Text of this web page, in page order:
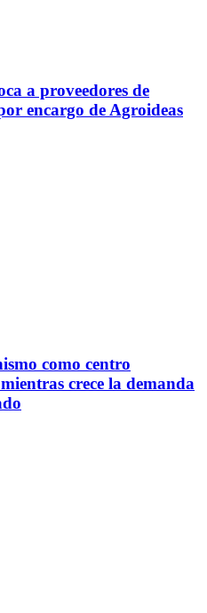
a proveedores de
encargo de Agroideas
como centro
crece la demanda